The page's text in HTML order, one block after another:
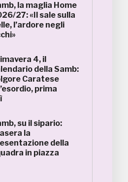
la maglia Home
27: «Il sale sulla
l’ardore negli
4, il
della Samb:
Caratese
prima
su il sipario:
la
della
in piazza